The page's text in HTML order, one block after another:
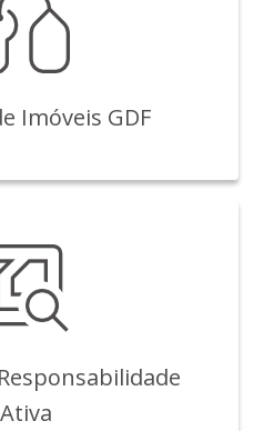
Imóveis GDF
Ativa